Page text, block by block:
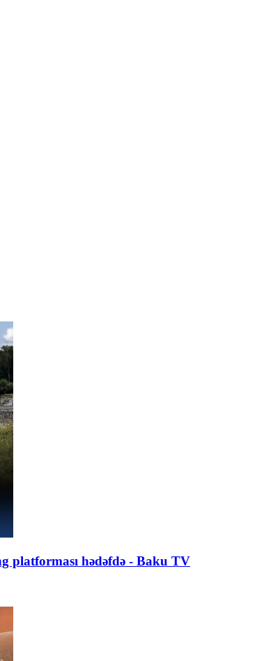
platforması hədəfdə - Baku TV